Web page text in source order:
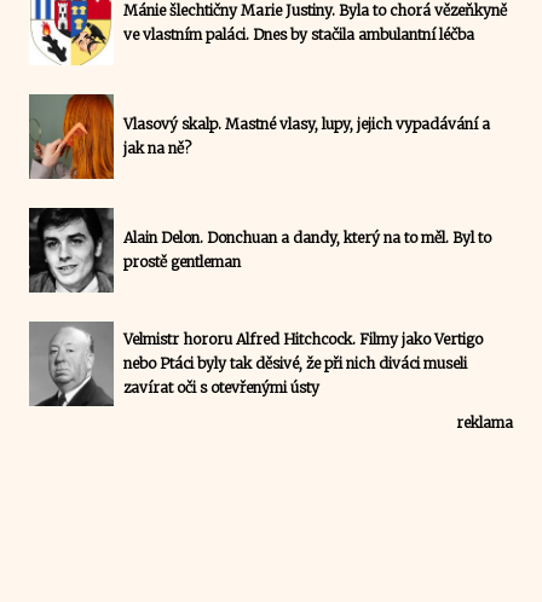
Mánie šlechtičny Marie Justiny. Byla to chorá vězeňkyně
ve vlastním paláci. Dnes by stačila ambulantní léčba
Vlasový skalp. Mastné vlasy, lupy, jejich vypadávání a
jak na ně?
Alain Delon. Donchuan a dandy, který na to měl. Byl to
prostě gentleman
Velmistr hororu Alfred Hitchcock. Filmy jako Vertigo
nebo Ptáci byly tak děsivé, že při nich diváci museli
zavírat oči s otevřenými ústy
reklama